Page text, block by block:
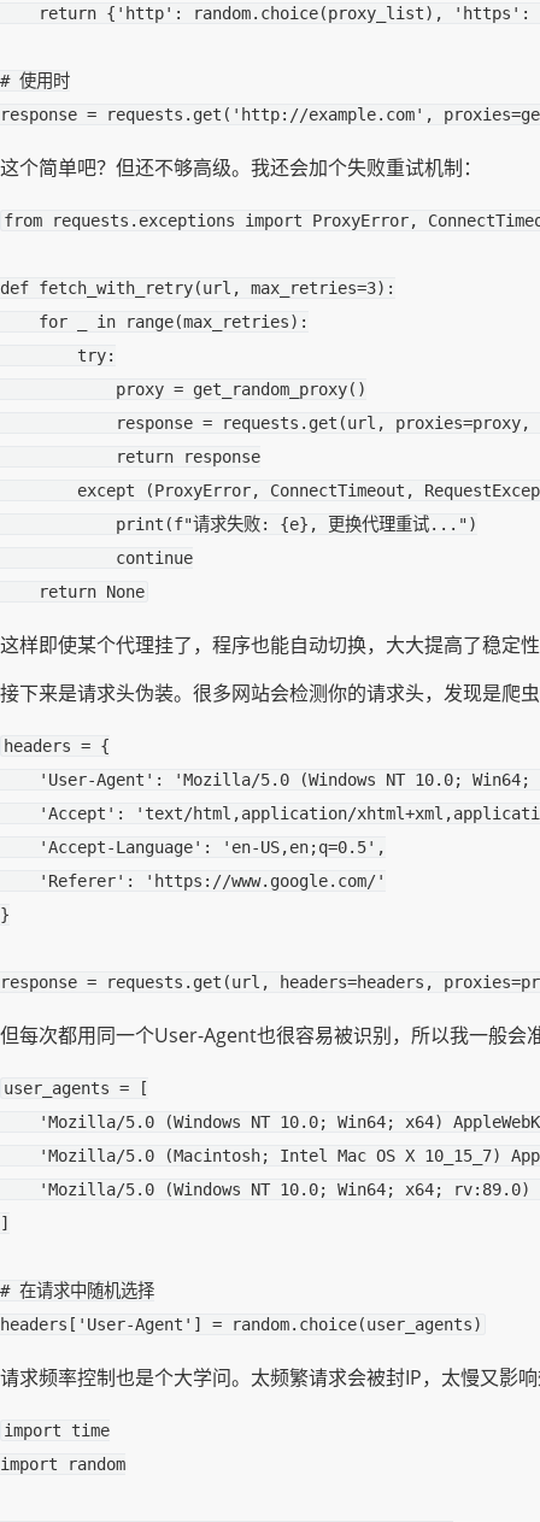
return { 'http' : random. choice(proxy_list), 'https' :
# 使用时
response = requests . get ( 'http://example.com' , proxies=
这个简单吧？但还不够高级。我还会加个失败重试机制：
from requests.exceptions import ProxyError,
def fetch_with_retry(url , max_retries=3):
for
in range(max_retries):
try:
proxy = get_random_proxy()
response = requests . get (url , proxies=proxy,
return
response
except
(ProxyError, ConnectTimeout ,
print (f"请求失败: {e} , 更换代理重试...")
continue
return None
这样即使某个代理挂了，程序也能自动切换，大大提高了稳定
接下来是请求头伪装。很多网站会检测你的请求头，发现是
headers = {
'User-Agent' :
'Mozilla/5.0 (Windows NT 10.0; Win64;
'Accept' :
'text/html,application/
'Accept-Language' : 'en-US,en;q=0.5' ,
'Referer' :
'https://www.google.com/'
}
response = requests . get (url , headers=headers , proxies=
但每次都用同一个User-Agent也很容易被识别，所以我一般
user_agents =
[
'Mozilla/5.0 (Windows NT 10.0; Win64; x64)
'Mozilla/5.0 (Macintosh; Intel Mac OS X 10_15_7)
'Mozilla/5.0 (Windows NT 10.0; Win64; x64; rv:89.0)
]
# 在请求中随机选择
headers [ 'User-Agent' ] = random. choice(user_agents)
请求频率控制也是个大学问。太频繁请求会被封IP，太慢又影
import
time
import
random